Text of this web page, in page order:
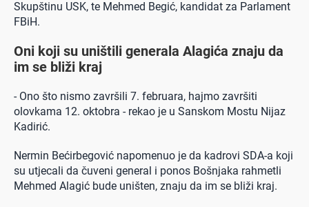
Skupštinu USK, te Mehmed Begić, kandidat za Parlament
FBiH.
Oni koji su uništili generala Alagića znaju da
im se bliži kraj
- Ono što nismo završili 7. februara, hajmo završiti
olovkama 12. oktobra - rekao je u Sanskom Mostu Nijaz
Kadirić.
Nermin Bećirbegović napomenuo je da kadrovi SDA-a koji
su utjecali da čuveni general i ponos Bošnjaka rahmetli
Mehmed Alagić bude uništen, znaju da im se bliži kraj.